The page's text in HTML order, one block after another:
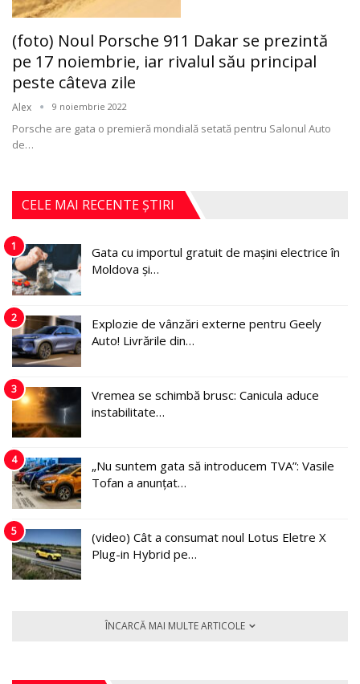
(foto) Noul Porsche 911 Dakar se prezintă
pe 17 noiembrie, iar rivalul său principal
peste câteva zile
Alex 9 noiembrie 2022
Porsche are gata o premieră mondială setată pentru Salonul Auto
de…
CELE MAI RECENTE ȘTIRI
1
Gata cu importul gratuit de mașini electrice în
Moldova și…
2
Explozie de vânzări externe pentru Geely
Auto! Livrările din…
3
Vremea se schimbă brusc: Canicula aduce
instabilitate…
4
„Nu suntem gata să introducem TVA”: Vasile
Tofan a anunțat…
5
(video) Cât a consumat noul Lotus Eletre X
Plug-in Hybrid pe…
ÎNCARCĂ MAI MULTE ARTICOLE